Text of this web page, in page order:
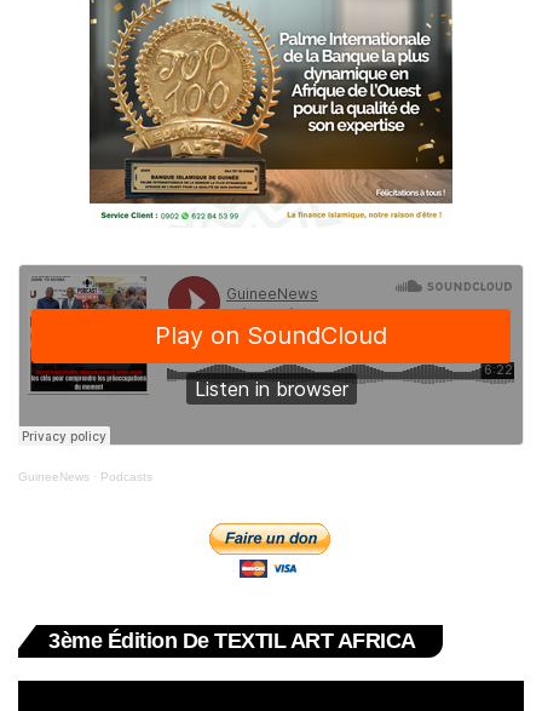
GuineeNews · Podcasts
3ème Édition De TEXTIL ART AFRICA